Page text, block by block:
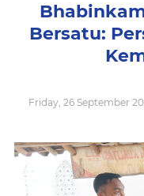
Bersatu:
Friday, 26 September